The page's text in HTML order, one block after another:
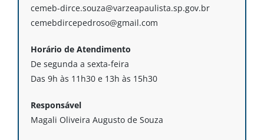
cemeb-dirce.souza@varzeapaulista.sp.gov.br
cemebdircepedroso@gmail.com
Horário de Atendimento
De segunda a sexta-feira
Das 9h às 11h30 e 13h às 15h30
Responsável
Magali Oliveira Augusto de Souza